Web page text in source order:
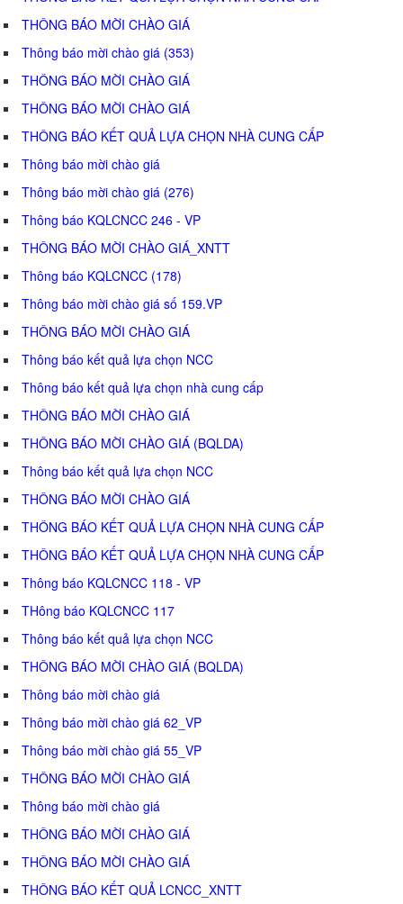
THÔNG BÁO MỜI CHÀO GIÁ
Thông báo mời chào giá (353)
THÔNG BÁO MỜI CHÀO GIÁ
THÔNG BÁO MỜI CHÀO GIÁ
THÔNG BÁO KẾT QUẢ LỰA CHỌN NHÀ CUNG CẤP
Thông báo mời chào giá
Thông báo mời chào giá (276)
Thông báo KQLCNCC 246 - VP
THÔNG BÁO MỜI CHÀO GIÁ_XNTT
Thông báo KQLCNCC (178)
Thông báo mời chào giá số 159.VP
THÔNG BÁO MỜI CHÀO GIÁ
Thông báo kết quả lựa chọn NCC
Thông báo kết quả lựa chọn nhà cung cấp
THÔNG BÁO MỜI CHÀO GIÁ
THÔNG BÁO MỜI CHÀO GIÁ (BQLDA)
Thông báo kết quả lựa chọn NCC
THÔNG BÁO MỜI CHÀO GIÁ
THÔNG BÁO KẾT QUẢ LỰA CHỌN NHÀ CUNG CẤP
THÔNG BÁO KẾT QUẢ LỰA CHỌN NHÀ CUNG CẤP
Thông báo KQLCNCC 118 - VP
THông báo KQLCNCC 117
Thông báo kết quả lựa chọn NCC
THÔNG BÁO MỜI CHÀO GIÁ (BQLDA)
Thông báo mời chào giá
Thông báo mời chào giá 62_VP
Thông báo mời chào giá 55_VP
THÔNG BÁO MỜI CHÀO GIÁ
Thông báo mời chào giá
THÔNG BÁO MỜI CHÀO GIÁ
THÔNG BÁO MỜI CHÀO GIÁ
THÔNG BÁO KẾT QUẢ LCNCC_XNTT